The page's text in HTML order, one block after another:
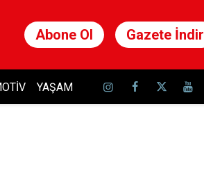
Abone Ol Gazete İndir
YAŞAM